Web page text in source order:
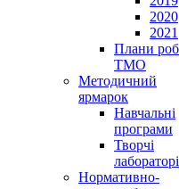
2020
2021
Плани
ТМО
Методичний
ярмарок
Навчальні
програми
Творчі
Нормативно-